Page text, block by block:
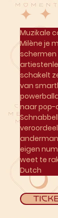
Muzikale
Milène je
schermen
schakelt
van
naar pop-
eigen
weet te
Dutch